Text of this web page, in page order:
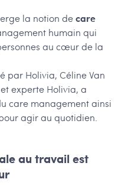
la notion decare
humain qui
au cœur de la
par Holivia, Céline Van
experte Holivia, a
care management ainsi
agir au quotidien.
au travail est